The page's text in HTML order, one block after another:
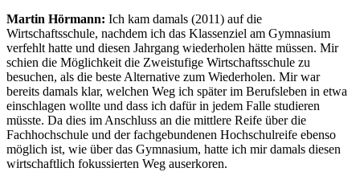
Martin Hörmann: Ich kam damals (2011) auf die
Wirtschaftsschule, nachdem ich das Klassenziel am Gymnasium
verfehlt hatte und diesen Jahrgang wiederholen hätte müssen. Mir
schien die Möglichkeit die Zweistufige Wirtschaftsschule zu
besuchen, als die beste Alternative zum Wiederholen. Mir war
bereits damals klar, welchen Weg ich später im Berufsleben in etwa
einschlagen wollte und dass ich dafür in jedem Falle studieren
müsste. Da dies im Anschluss an die mittlere Reife über die
Fachhochschule und der fachgebundenen Hochschulreife ebenso
möglich ist, wie über das Gymnasium, hatte ich mir damals diesen
wirtschaftlich fokussierten Weg auserkoren.